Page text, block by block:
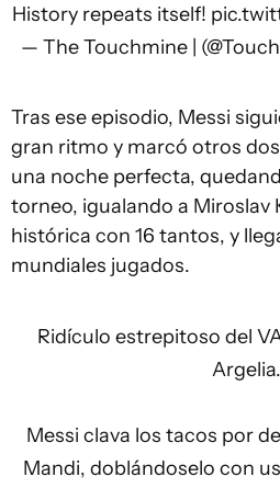
History repeats itself!
— The Touchmine |
Tras ese episodio, Messi
gran ritmo y marcó otros
una noche perfecta,
torneo, igualando a Miroslav
histórica con 16 tantos, y
mundiales jugados.
Ridículo estrepitoso del
Argelia.
Messi clava los tacos por
Mandi, doblándoselo con